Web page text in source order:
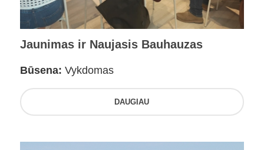
Jaunimas ir Naujasis Bauhauzas
Būsena: Vykdomas
DAUGIAU